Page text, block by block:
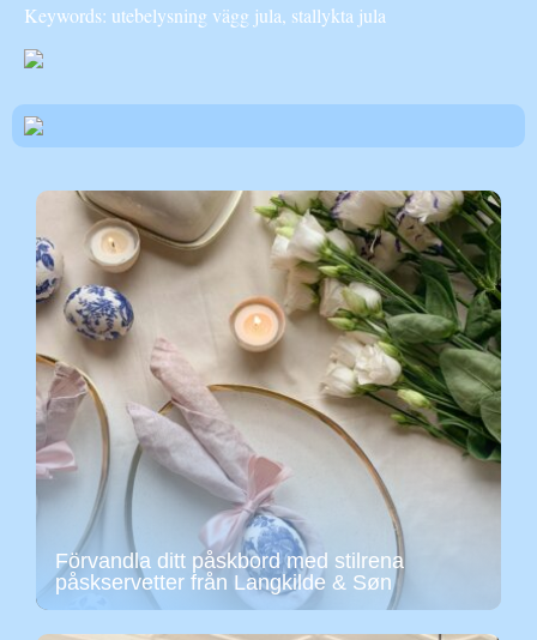
Keywords: utebelysning vägg jula, stallykta jula
Förvandla ditt påskbord med stilrena
påskservetter från Langkilde & Søn